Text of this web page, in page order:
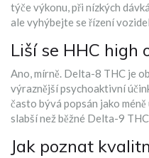
týče výkonu, při nízkých
ale vyhýbejte se řízení
Liší se HHC high
Ano, mírně. Delta-8 THC je
výraznější psychoaktivní
často bývá popsán jako
slabší než běžné Delta-9
Jak poznat